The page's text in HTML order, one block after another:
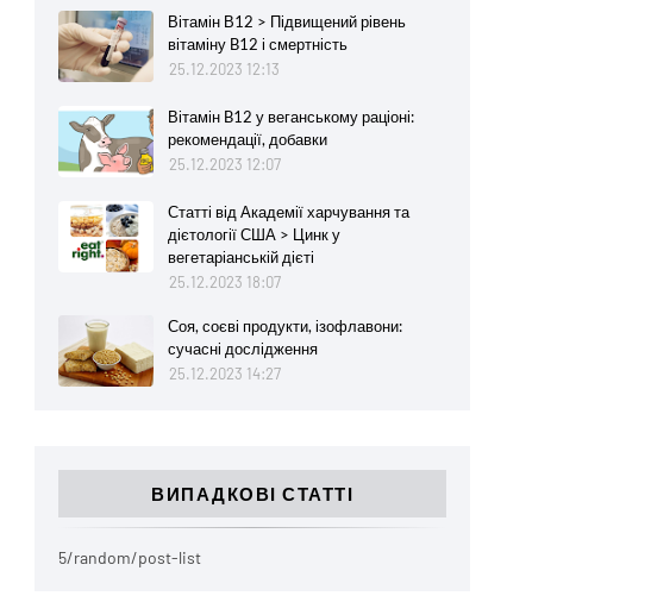
Вітамін В12 > Підвищений рівень
вітаміну B12 і смертність
25.12.2023 12:13
Вітамін B12 у веганському раціоні:
рекомендації, добавки
25.12.2023 12:07
Статті від Академії харчування та
дієтології США > Цинк у
вегетаріанській дієті
25.12.2023 18:07
Соя, соєві продукти, ізофлавони:
сучасні дослідження
25.12.2023 14:27
ВИПАДКОВІ СТАТТІ
5/random/post-list